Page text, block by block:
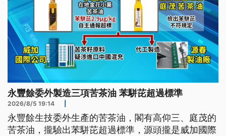
永豐餘委外製造三項苦茶油 苯駢芘超過標準
2026/8/5 19:14
永豐餘生技委外生產的苦茶油，閣有高仰三、庭茂的
苦茶油，攏驗出苯駢芘超過標準，源頭攏是威加國際